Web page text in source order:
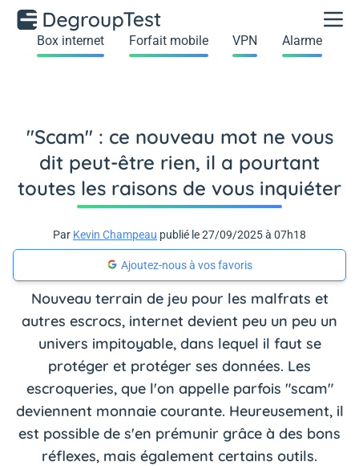
Box internet Forfait mobile VPN Alarme
"Scam" : ce nouveau mot ne vous
dit peut-être rien, il a pourtant
toutes les raisons de vous inquiéter
Par Kevin Champeau publié le 27/09/2025 à 07h18
Ajoutez-nous à vos favoris
Nouveau terrain de jeu pour les malfrats et
autres escrocs, internet devient peu un peu un
univers impitoyable, dans lequel il faut se
protéger et protéger ses données. Les
escroqueries, que l'on appelle parfois "scam"
deviennent monnaie courante. Heureusement, il
est possible de s'en prémunir grâce à des bons
réflexes, mais également certains outils.